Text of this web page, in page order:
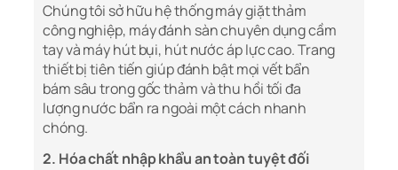
Chúng tôi sở hữu hệ thống máy giặt thảm
công nghiệp, máy đánh sàn chuyên dụng cầm
tay và máy hút bụi, hút nước áp lực cao. Trang
thiết bị tiên tiến giúp đánh bật mọi vết bẩn
bám sâu trong gốc thảm và thu hồi tối đa
lượng nước bẩn ra ngoài một cách nhanh
chóng.
2. Hóa chất nhập khẩu an toàn tuyệt đối